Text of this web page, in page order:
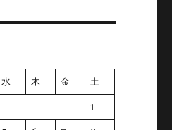
水 木 金 土
1